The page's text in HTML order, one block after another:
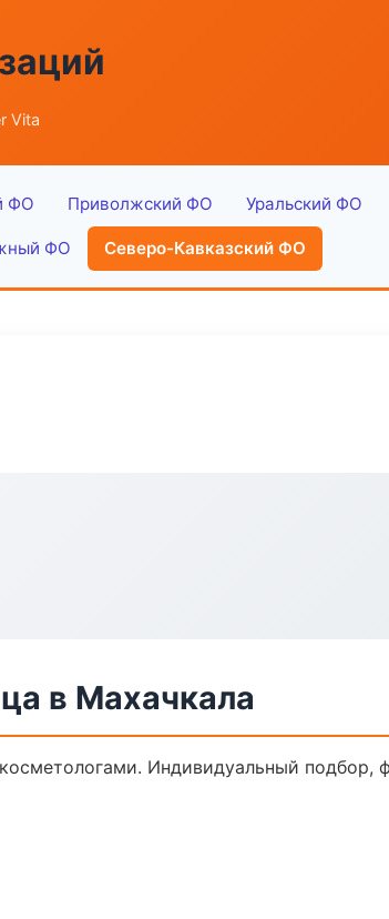
Vita
ФО Приволжский ФО Уральский ФО
ФО Северо-Кавказский ФО
в Махачкала
Индивидуальный подбор,